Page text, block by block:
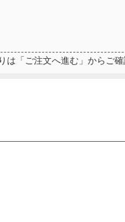
「ご注文へ進む」からご確